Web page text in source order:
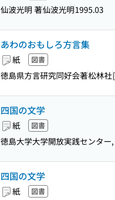
仙波光明 著仙波光明1995.03
あわのおもしろ方言集
紙 図書
徳島県方言研究同好会著松林社
四国の文学
紙 図書
徳島大学大学開放実践センター
四国の文学
紙 図書